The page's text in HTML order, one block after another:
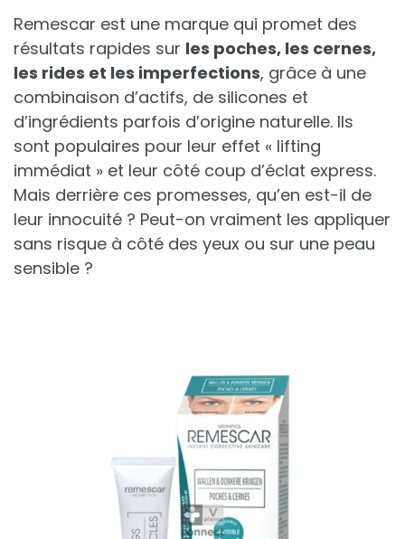
Remescar est une marque qui promet des
résultats rapides sur les poches, les cernes,
les rides et les imperfections, grâce à une
combinaison d’actifs, de silicones et
d’ingrédients parfois d’origine naturelle. Ils
sont populaires pour leur effet « lifting
immédiat » et leur côté coup d’éclat express.
Mais derrière ces promesses, qu’en est-il de
leur innocuité ? Peut-on vraiment les appliquer
sans risque à côté des yeux ou sur une peau
sensible ?